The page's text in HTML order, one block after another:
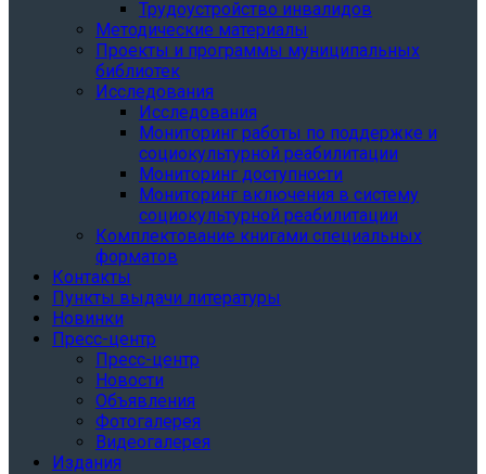
Трудоустройство инвалидов
Методические материалы
Проекты и программы муниципальных
библиотек
Исследования
Исследования
Мониторинг работы по поддержке и
социокультурной реабилитации
Мониторинг доступности
Мониторинг включения в систему
социокультурной реабилитации
Комплектование книгами специальных
форматов
Контакты
Пункты выдачи литературы
Новинки
Пресс-центр
Пресс-центр
Новости
Объявления
Фотогалерея
Видеогалерея
Издания